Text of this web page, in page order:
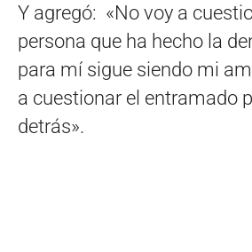
Y agregó: «No voy a
persona que ha hecho la
para mí sigue siendo mi
a cuestionar el entramado
detrás».